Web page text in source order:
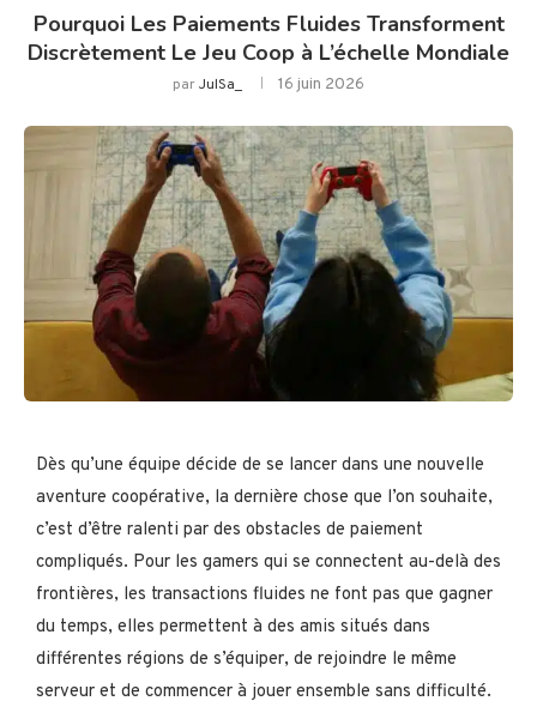
Pourquoi Les Paiements Fluides Transforment
Discrètement Le Jeu Coop à L’échelle Mondiale
parJulSa_ 16 juin 2026
Dès qu’une équipe décide de se lancer dans une nouvelle
aventure coopérative, la dernière chose que l’on souhaite,
c’est d’être ralenti par des obstacles de paiement
compliqués. Pour les gamers qui se connectent au-delà des
frontières, les transactions fluides ne font pas que gagner
du temps, elles permettent à des amis situés dans
différentes régions de s’équiper, de rejoindre le même
serveur et de commencer à jouer ensemble sans difficulté.